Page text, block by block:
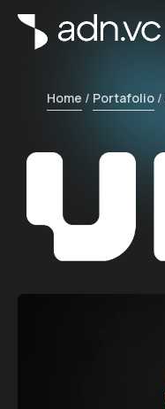
Home Portafolio